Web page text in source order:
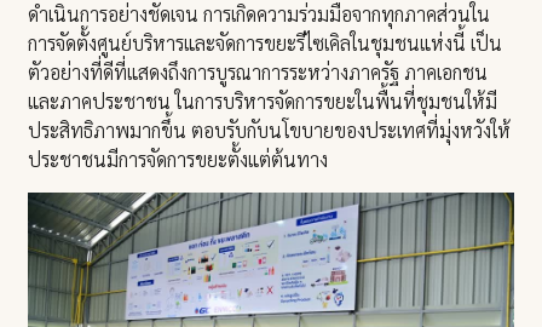
ดำเนินการอย่างชัดเจน การเกิดความร่วมมือจากทุกภาคส่วนใน
การจัดตั้งศูนย์บริหารและจัดการขยะรีไซเคิลในชุมชนแห่งนี้ เป็น
ตัวอย่างที่ดีที่แสดงถึงการบูรณาการระหว่างภาครัฐ ภาคเอกชน
และภาคประชาชน ในการบริหารจัดการขยะในพื้นที่ชุมชนให้มี
ประสิทธิภาพมากขึ้น ตอบรับกับนโขบายของประเทศที่มุ่งหวังให้
ประชาชนมีการจัดการขยะตั้งแต่ต้นทาง